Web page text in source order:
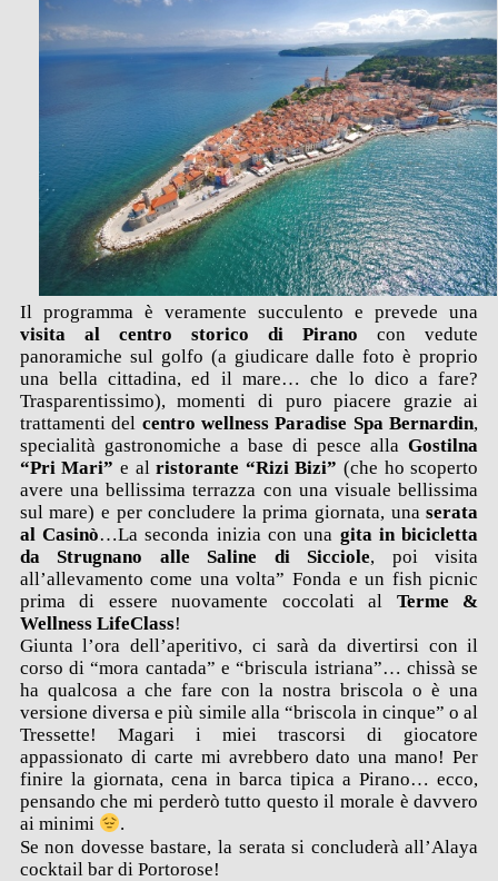
Il programma è veramente succulento e prevede una
visita al centro storico di Pirano con vedute
panoramiche sul golfo (a giudicare dalle foto è proprio
una bella cittadina, ed il mare… che lo dico a fare?
Trasparentissimo), momenti di puro piacere grazie ai
trattamenti del centro wellness Paradise Spa Bernardin,
specialità gastronomiche a base di pesce allaGostilna
“Pri Mari” e alristorante “Rizi Bizi” (che ho scoperto
avere una bellissima terrazza con una visuale bellissima
sul mare) e per concludere la prima giornata, unaserata
al Casinò…La seconda inizia con una gita in bicicletta
da Strugnano alle Saline di Sicciole, poi visita
all’allevamento come una volta” Fonda e un fish picnic
prima di essere nuovamente coccolati al Terme &
Wellness LifeClass!
Giunta l’ora dell’aperitivo, ci sarà da divertirsi con il
corso di “mora cantada” e “briscula istriana”… chissà se
ha qualcosa a che fare con la nostra briscola o è una
versione diversa e più simile alla “briscola in cinque” o al
Tressette! Magari i miei trascorsi di giocatore
appassionato di carte mi avrebbero dato una mano! Per
finire la giornata, cena in barca tipica a Pirano… ecco,
pensando che mi perderò tutto questo il morale è davvero
ai minimi
.
Se non dovesse bastare, la serata si concluderà all’Alaya
cocktail bar di Portorose!